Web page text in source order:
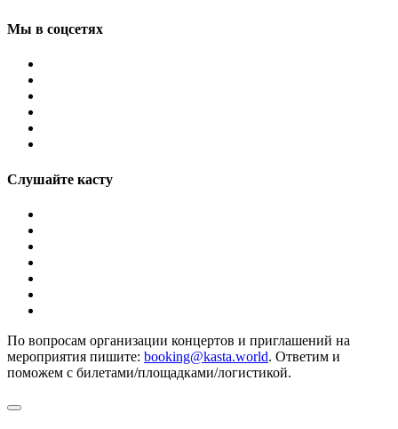
Мы в соцсетях
Слушайте касту
По вопросам организации концертов и приглашений на
мероприятия пишите: booking@kasta.world. Ответим и
поможем с билетами/площадками/логистикой.